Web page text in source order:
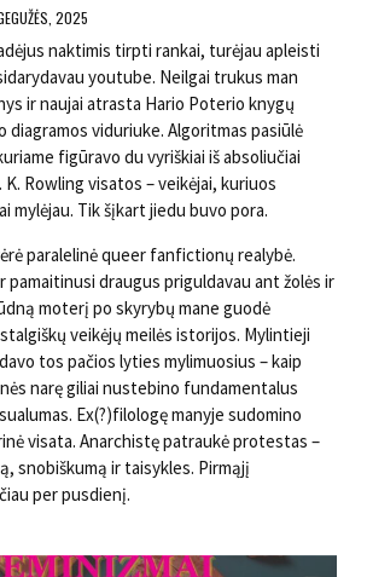
2025
naktimis tirpti rankai, turėjau apleisti
youtube. Neilgai trukus man
ir naujai atrasta Hario Poterio knygų
diagramos viduriuke. Algoritmas pasiūlė
figūravo du vyriškiai iš absoliučiai
Rowling visatos – veikėjai, kuriuos
mylėjau. Tik šįkart jiedu buvo pora.
paralelinė queer fanfictionų realybė.
pamaitinusi draugus priguldavau ant žolės ir
moterį po skyrybų mane guodė
veikėjų meilės istorijos. Mylintieji
tos pačios lyties mylimuosius – kaip
narę giliai nustebino fundamentalus
Ex(?)filologę manyje sudomino
visata. Anarchistę patraukė protestas –
snobiškumą ir taisykles. Pirmąjį
per pusdienį.